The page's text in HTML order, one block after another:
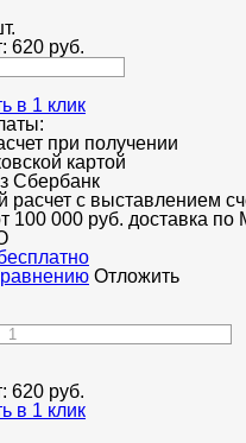
620 руб.
в 1 клик
при получении
картой
Сбербанк
расчет с выставлением
100 000 руб. доставка по
Отложить
620 руб.
в 1 клик